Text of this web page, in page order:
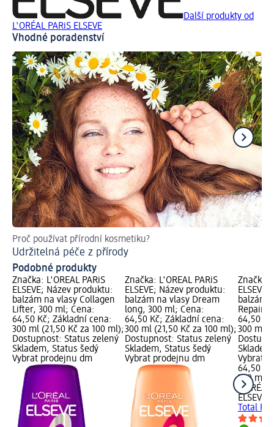
Další produkty od
L'ORÉAL PARiS ELSEVE
Vhodné poradenství
Proč používat přírodní kosmetiku?
Udržitelná péče z přírody
Podobné produkty
Značka: L'ORÉAL PARiS
ELSEVE; Název produktu:
balzám na vlasy Collagen
Lifter, 300 ml; Cena:
64,50 Kč; Základní cena:
300 ml (21,50 Kč za 100 ml);
Dostupnost: Status zelený
Skladem, Status šedý
Vybrat prodejnu dm
Značka: L'ORÉAL PARiS
ELSEVE; Název produktu:
balzám na vlasy Dream
long, 300 ml; Cena:
64,50 Kč; Základní cena:
300 ml (21,50 Kč za 100 ml);
Dostupnost: Status zelený
Skladem, Status šedý
Vybrat prodejnu dm
Značka:
balzám
Repair
64,50
300 ml
Vybrat
64,50 Kč
300 ml
ELSEVE
Total